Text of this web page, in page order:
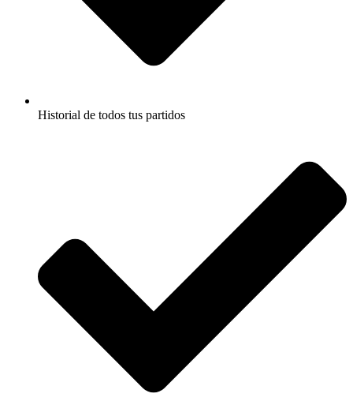
Historial de todos tus partidos